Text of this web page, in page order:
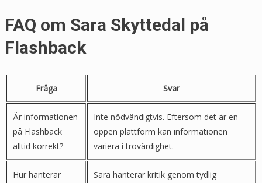
FAQ om Sara Skyttedal på
Flashback
Fråga Svar
Är informationen
på Flashback
alltid korrekt?
Inte nödvändigtvis. Eftersom det är en
öppen plattform kan informationen
variera i trovärdighet.
Hur hanterar
Sara hanterar kritik genom tydlig